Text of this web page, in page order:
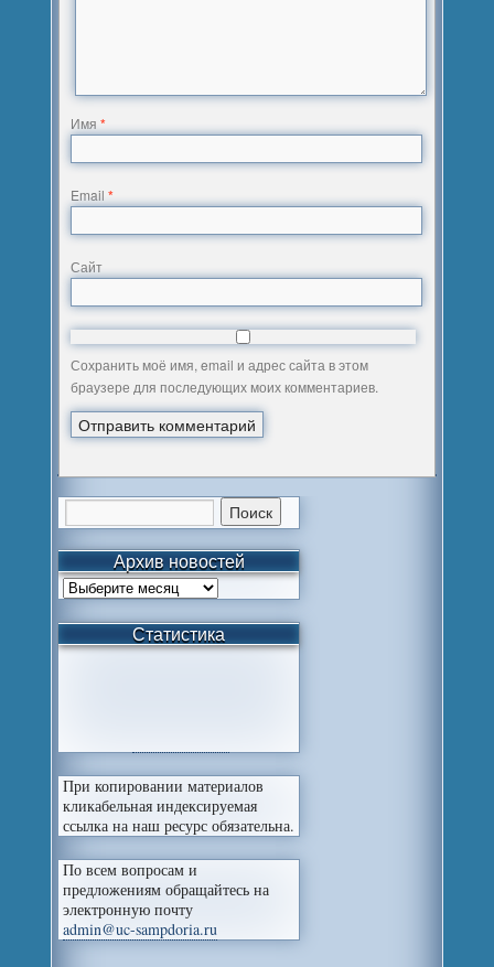
Имя*
Email*
Сайт
Сохранить моё имя, email и адрес сайта в этом
браузере для последующих моих комментариев.
Архив новостей
Статистика
При копировании материалов
кликабельная индексируемая
ссылка на наш ресурс обязательна.
По всем вопросам и
предложениям обращайтесь на
электронную почту
admin@uc-sampdoria.ru